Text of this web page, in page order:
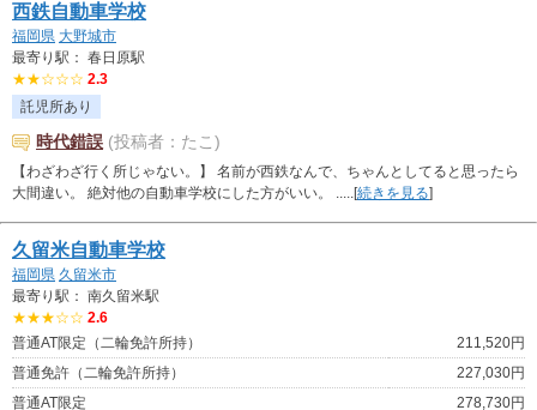
西鉄自動車学校
福岡県 大野城市
最寄り駅： 春日原駅
★★☆☆☆ 2.3
託児所あり
時代錯誤 (投稿者：たこ)
【わざわざ行く所じゃない。】 名前が西鉄なんで、ちゃんとしてると思ったら
大間違い。 絶対他の自動車学校にした方がいい。 .....[続きを見る]
久留米自動車学校
福岡県 久留米市
最寄り駅： 南久留米駅
★★★☆☆ 2.6
普通AT限定（二輪免許所持）
211,520円
普通免許（二輪免許所持）
227,030円
普通AT限定
278,730円